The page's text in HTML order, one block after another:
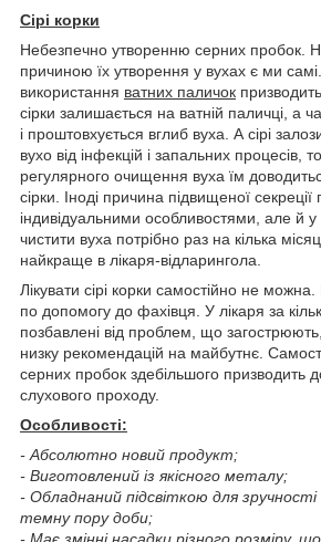
Сірі корки
Небезпечно утворенню серних пробок.
причиною їх утворення у вухах є ми
використання ватних паличок
сірки залишається на ватній паличці, а
і проштовхується вглиб вуха. А сірі
вухо від інфекцій і запальних процесів,
регулярного очищення вуха їм
сірки. Іноді причина підвищеної
індивідуальними особливостями, але й
чистити вуха потрібно раз на кілька
найкраще в лікаря-відларингола.
Лікувати сірі корки самостійно не
по допомогу до фахівця. У лікаря за
позбавлені від проблем, що
низку рекомендацій на майбутнє.
серних пробок здебільшого призводить
слухового проходу.
Особливості:
- Абсолютно новий продукт;
- Виготовлений із якісного металу;
- Обладнаний підсвіткою для
темну пору доби;
- Має змінні насадки різного розміру,